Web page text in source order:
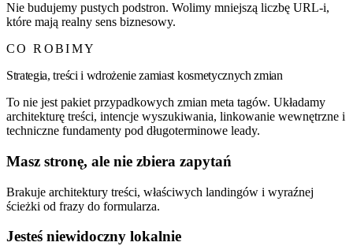
Nie budujemy pustych podstron. Wolimy mniejszą liczbę URL-i,
które mają realny sens biznesowy.
CO ROBIMY
Strategia, treści i wdrożenie zamiast kosmetycznych zmian
To nie jest pakiet przypadkowych zmian meta tagów. Układamy
architekturę treści, intencje wyszukiwania, linkowanie wewnętrzne i
techniczne fundamenty pod długoterminowe leady.
Masz stronę, ale nie zbiera zapytań
Brakuje architektury treści, właściwych landingów i wyraźnej
ścieżki od frazy do formularza.
Jesteś niewidoczny lokalnie